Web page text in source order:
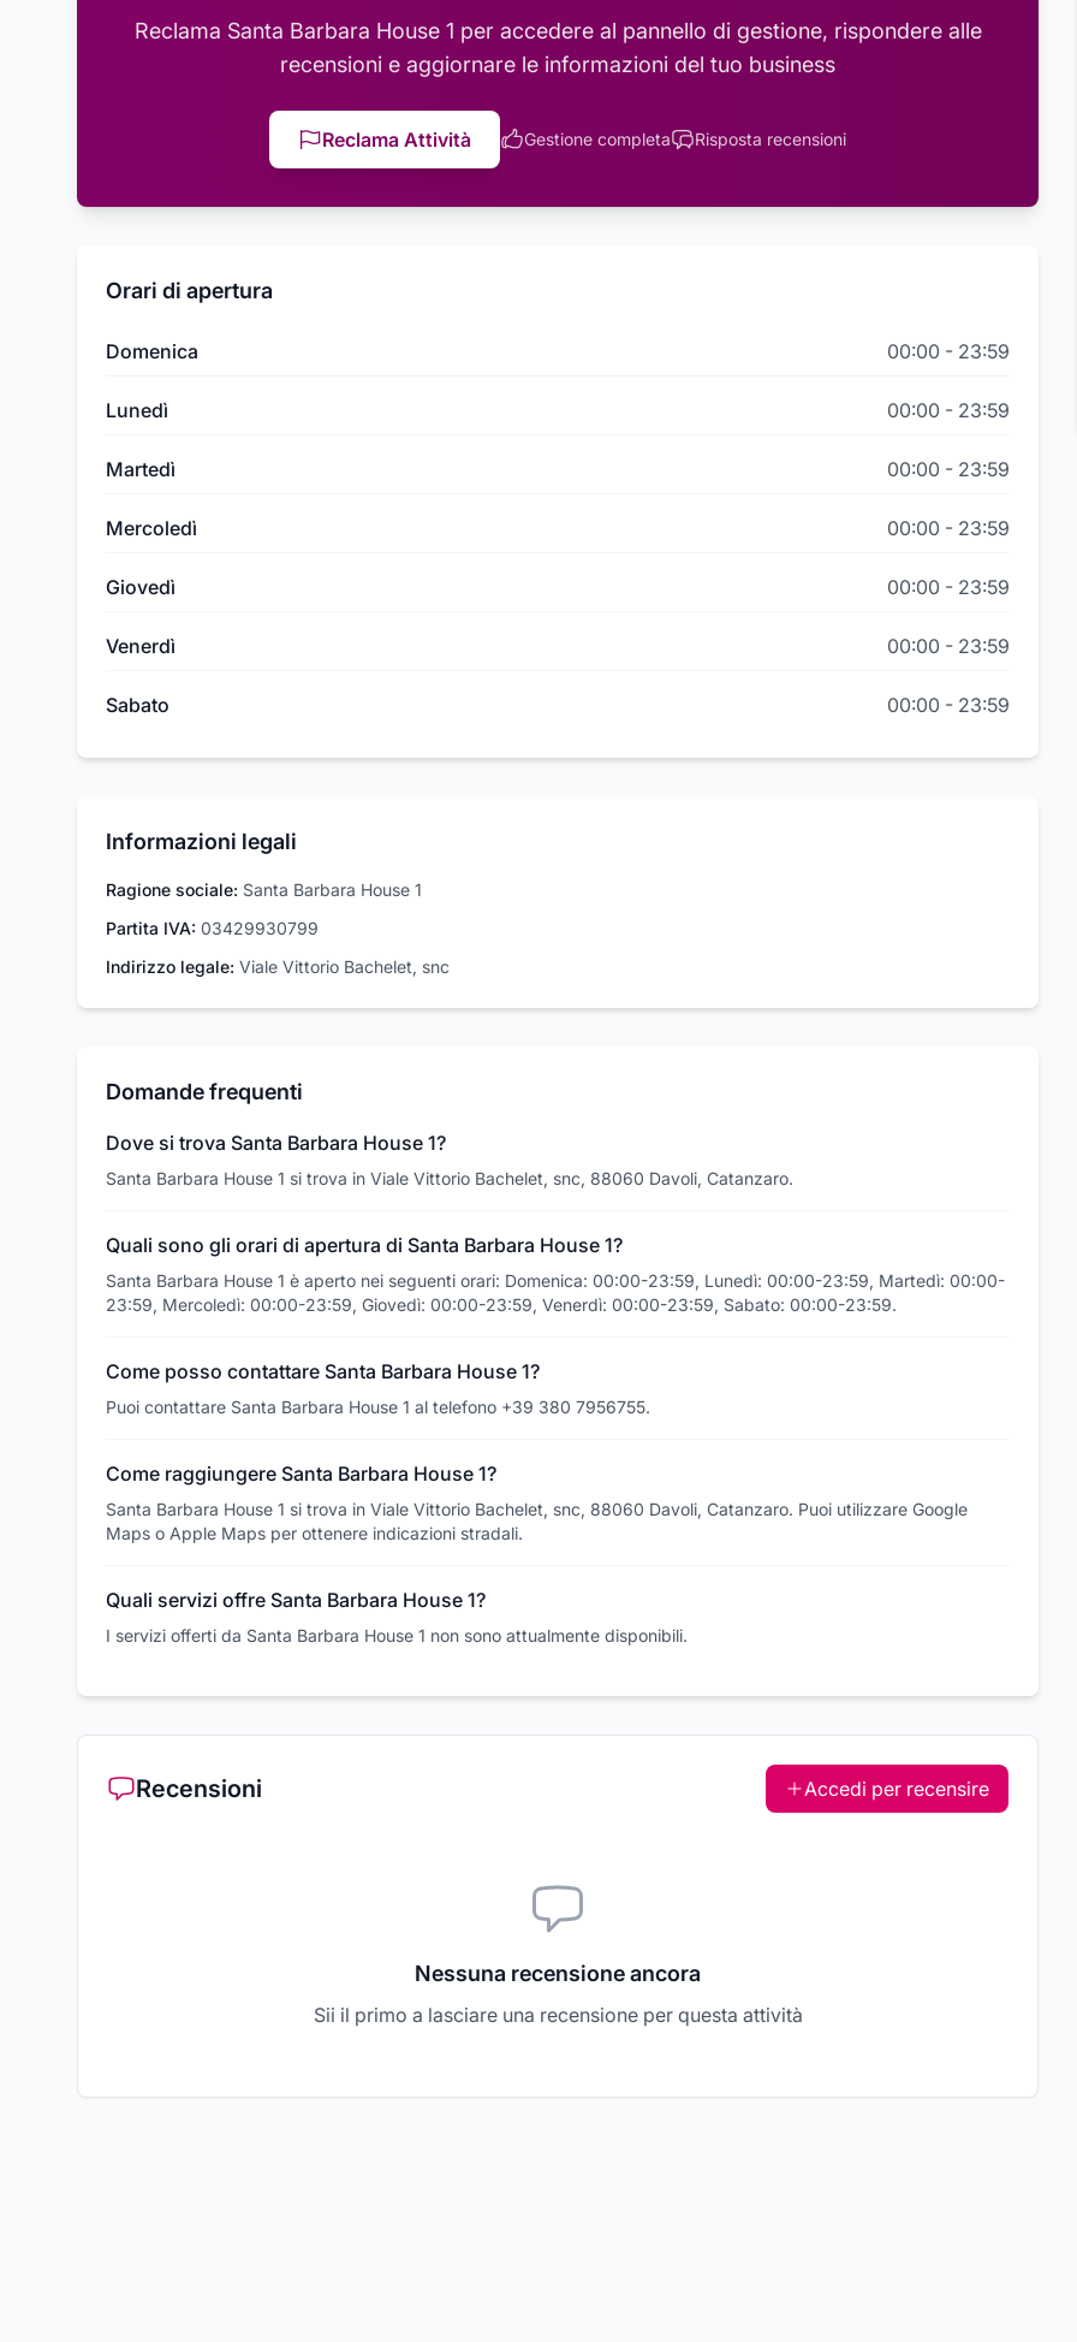
Reclama Santa Barbara House 1 per accedere al pannello di gestione, rispondere alle
recensioni e aggiornare le informazioni del tuo business
Reclama Attività Gestione completa Risposta recensioni
Orari di apertura
Domenica 00:00 - 23:59
Lunedì 00:00 - 23:59
Martedì 00:00 - 23:59
Mercoledì 00:00 - 23:59
Giovedì 00:00 - 23:59
Venerdì 00:00 - 23:59
Sabato 00:00 - 23:59
Informazioni legali
Ragione sociale: Santa Barbara House 1
Partita IVA: 03429930799
Indirizzo legale: Viale Vittorio Bachelet, snc
Domande frequenti
Dove si trova Santa Barbara House 1?
Santa Barbara House 1 si trova in Viale Vittorio Bachelet, snc, 88060 Davoli, Catanzaro.
Quali sono gli orari di apertura di Santa Barbara House 1?
Santa Barbara House 1 è aperto nei seguenti orari: Domenica: 00:00-23:59, Lunedì: 00:00-23:59, Martedì: 00:00-
23:59, Mercoledì: 00:00-23:59, Giovedì: 00:00-23:59, Venerdì: 00:00-23:59, Sabato: 00:00-23:59.
Come posso contattare Santa Barbara House 1?
Puoi contattare Santa Barbara House 1 al telefono +39 380 7956755.
Come raggiungere Santa Barbara House 1?
Santa Barbara House 1 si trova in Viale Vittorio Bachelet, snc, 88060 Davoli, Catanzaro. Puoi utilizzare Google
Maps o Apple Maps per ottenere indicazioni stradali.
Quali servizi offre Santa Barbara House 1?
I servizi offerti da Santa Barbara House 1 non sono attualmente disponibili.
Recensioni Accedi per recensire
Nessuna recensione ancora
Sii il primo a lasciare una recensione per questa attività